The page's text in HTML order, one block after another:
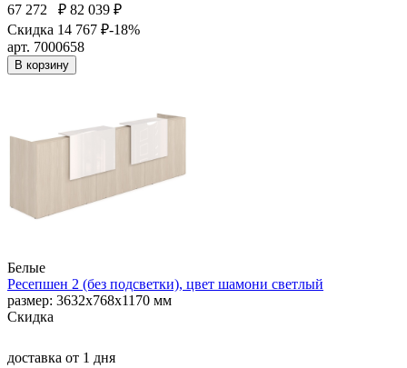
67 272
₽ 82 039 ₽
Скидка 14 767 ₽-18%
арт. 7000658
В корзину
Белые
Ресепшен 2 (без подсветки), цвет шамони светлый
размер: 3632х768х1170 мм
Скидка
доставка от 1 дня